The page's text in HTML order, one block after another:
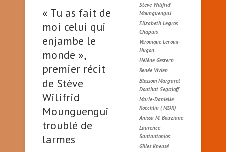
« Tu as fait de
moi celui qui
enjambe le
monde »,
premier récit
de Stève
Wilifrid
Mounguengui
troublé de
larmes
Stève Wilifrid
Mounguengui
Elizabeth Legros
Chapuis
Véronique Leroux-
Hugon
Hélène Gestern
Renée Vivien
Blossom Margaret
Douthat Segaloff
Marie-Danielle
Koechlin ( MDK)
Anissa M. Bouziane
Laurence
Santantonios
Gilles Kneusé